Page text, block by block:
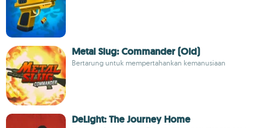
Metal Slug: Commander (Old)
Bertarung untuk mempertahankan kemanusiaan
DeLight: The Journey Home